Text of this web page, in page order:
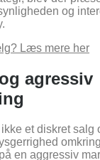
og
Læs mere her
agressiv
et diskret salg
en aggressiv